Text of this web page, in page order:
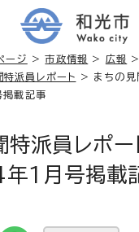
ージ >市政情報 > 広報 >
派員レポート
> まちの見
載記事
特派員レポ
1月号掲載